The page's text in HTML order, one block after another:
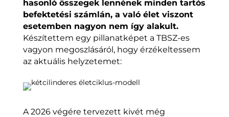
hasonló összegek lennének minden tartós
befektetési számlán, a való élet viszont
esetemben nagyon nem így alakult.
Készítettem egy pillanatképet a TBSZ-es
vagyon megoszlásáról, hogy érzékeltessem
az aktuális helyzetemet:
A 2026 végére tervezett kivét még